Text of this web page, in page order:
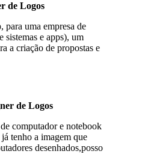
de Logos
para uma empresa de
sistemas e apps), um
a criação de propostas e
de Logos
computador e notebook
tenho a imagem que
desenhados,posso